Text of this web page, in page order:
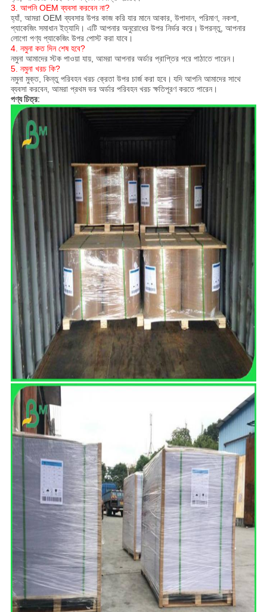
3. আপনি OEM ব্যবসা করবেন না?
হ্যাঁ, আমরা OEM ব্যবসার উপর কাজ করি যার মানে আকার, উপাদান, পরিমাণ, নকশা,
প্যাকেজিং সমাধান ইত্যাদি। এটি আপনার অনুরোধের উপর নির্ভর করে। উপরন্তু, আপনার
লোগো পণ্য প্যাকেজিং উপর পোস্ট করা যাবে।
4. নমুনা কত দিন শেষ হবে?
নমুনা আমাদের স্টক পাওয়া যায়, আমরা আপনার অর্ডার প্রাপ্তির পরে পাঠাতে পারেন।
5. নমুনা খরচ কি?
নমুনা মুক্ত, কিন্তু পরিবহন খরচ ক্রেতা উপর চার্জ করা হবে। যদি আপনি আমাদের সাথে
ব্যবসা করবেন, আমরা প্রথম ভর অর্ডার পরিবহন খরচ ক্ষতিপূরণ করতে পারেন।
পণ্য চিত্র: